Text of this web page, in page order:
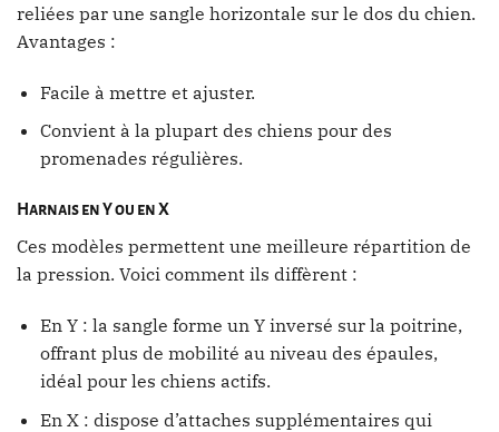
reliées par une sangle horizontale sur le dos du chien.
Avantages :
Facile à mettre et ajuster.
Convient à la plupart des chiens pour des
promenades régulières.
Harnais en Y ou en X
Ces modèles permettent une meilleure répartition de
la pression. Voici comment ils diffèrent :
En Y : la sangle forme un Y inversé sur la poitrine,
offrant plus de mobilité au niveau des épaules,
idéal pour les chiens actifs.
En X : dispose d’attaches supplémentaires qui